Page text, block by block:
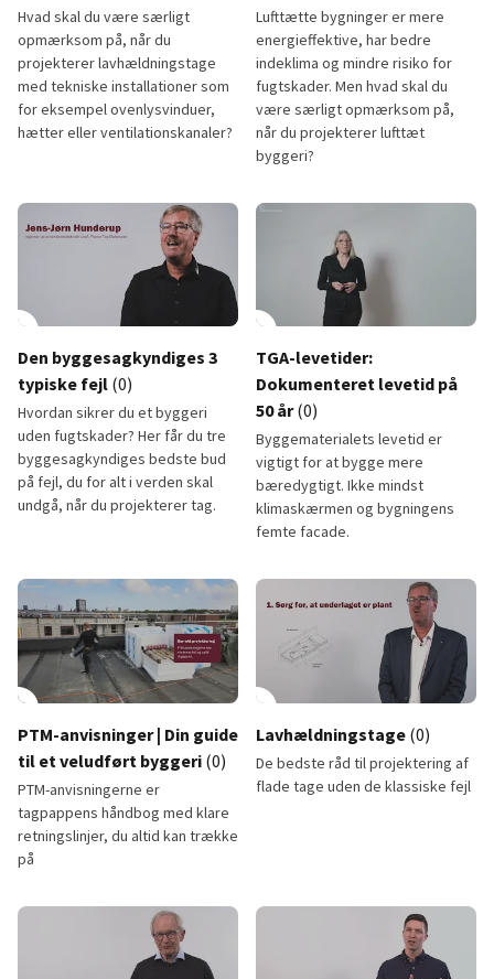
Hvad skal du være særligt
opmærksom på, når du
projekterer lavhældningstage
med tekniske installationer som
for eksempel ovenlysvinduer,
hætter eller ventilationskanaler?
Lufttætte bygninger er mere
energieffektive, har bedre
indeklima og mindre risiko for
fugtskader. Men hvad skal du
være særligt opmærksom på,
når du projekterer lufttæt
byggeri?
Den byggesagkyndiges 3
typiske fejl (0)
Hvordan sikrer du et byggeri
uden fugtskader? Her får du tre
byggesagkyndiges bedste bud
på fejl, du for alt i verden skal
undgå, når du projekterer tag.
Den byggesagkyndiges 3 typiske fejl
play_circle
0:56
TGA-levetider:
Dokumenteret levetid på
50 år (0)
Byggematerialets levetid er
vigtigt for at bygge mere
bæredygtigt. Ikke mindst
klimaskærmen og bygningens
femte facade.
TGA-levetider: Dokumenteret
PTM-anvisninger | Din guide
til et veludført byggeri (0)
PTM-anvisningerne er
tagpappens håndbog med klare
retningslinjer, du altid kan trække
på
play_circle
2:01
Lavhældningstage (0)
De bedste råd til projektering af
flade tage uden de klassiske fejl